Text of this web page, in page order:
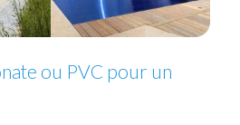
ou PVC pour un